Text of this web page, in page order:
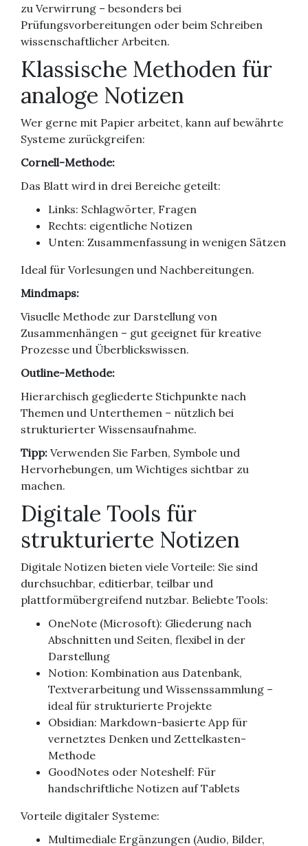
zu Verwirrung – besonders bei
Prüfungsvorbereitungen oder beim Schreiben
wissenschaftlicher Arbeiten.
Klassische Methoden für
analoge Notizen
Wer gerne mit Papier arbeitet, kann auf bewährte
Systeme zurückgreifen:
Cornell-Methode:
Das Blatt wird in drei Bereiche geteilt:
Links: Schlagwörter, Fragen
Rechts: eigentliche Notizen
Unten: Zusammenfassung in wenigen Sätzen
Ideal für Vorlesungen und Nachbereitungen.
Mindmaps:
Visuelle Methode zur Darstellung von
Zusammenhängen – gut geeignet für kreative
Prozesse und Überblickswissen.
Outline-Methode:
Hierarchisch gegliederte Stichpunkte nach
Themen und Unterthemen – nützlich bei
strukturierter Wissensaufnahme.
Tipp: Verwenden Sie Farben, Symbole und
Hervorhebungen, um Wichtiges sichtbar zu
machen.
Digitale Tools für
strukturierte Notizen
Digitale Notizen bieten viele Vorteile: Sie sind
durchsuchbar, editierbar, teilbar und
plattformübergreifend nutzbar. Beliebte Tools:
OneNote (Microsoft): Gliederung nach
Abschnitten und Seiten, flexibel in der
Darstellung
Notion: Kombination aus Datenbank,
Textverarbeitung und Wissenssammlung –
ideal für strukturierte Projekte
Obsidian: Markdown-basierte App für
vernetztes Denken und Zettelkasten-
Methode
GoodNotes oder Noteshelf: Für
handschriftliche Notizen auf Tablets
Vorteile digitaler Systeme:
Multimediale Ergänzungen (Audio, Bilder,